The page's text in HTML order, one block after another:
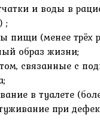
и воды в
;
пищи (менее трёх
образ жизни;
связанные с
в туалете
при